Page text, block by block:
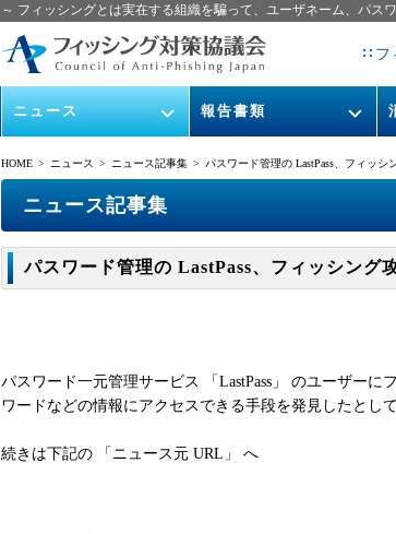
～ フィッシングとは実在する組織を騙って、ユーザネーム、パ
フ
ニュース
緊急情報
協議会からのお知らせ
ニュース記事集
報告書類
ガイドライン
協議会WG報告書
HOME > ニュース > ニュース記事集 > パスワード管理の LastPass、フィッシ
ニュース記事集
パスワード管理の LastPass、フィッシング
パスワード一元管理サービス 「LastPass」 のユーザー
ワードなどの情報にアクセスできる手段を発見したとし
続きは下記の 「ニュース元 URL」 へ